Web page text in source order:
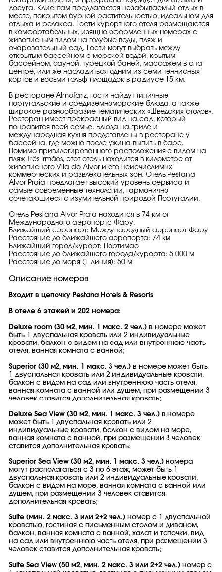
досуга. Клиентам предлагается незабываемый отдых в
месте, покрытом бурной растительностью, идеальном для
отдыха и релакса. Гости курортного отеля размещаются
в комфортабельных, изящно оформленных номерах с
живописным видом на голубые воды, пляж и
очаровательный сад. Гости могут выбрать между
открытым бассейном с морской водой, крытым
бассейном, сауной, турецкой баней, массажем в спа-
центре, или же насладиться одним из семи теннисных
кортов и восьми гольф-площадок в радиусе 15 км.
В ресторане Almofariz, гости найдут типичные
португальские и средиземноморские блюда, а также
широкое разнообразие тематических «Шведских столов».
Ресторан имеет прекрасный вид на сад, который
понравится всей семье. Блюда на гриле и
международная кухня представлены в ресторане у
бассейна, где можно после ужина выпить в баре.
Помимо привилегированного расположения с видом на
пляж Três Irmãos, этот отель находится в километре от
живописного Vila do Alvor и его неисчислимых
коммерческих и развлекательных зон. Отель Pestana
Alvor Praia предлагает высокий уровень сервиса и
самые современные технологии, гармонично
сочетающиеся с изумительной природой Португалии.
Отель Pestana Alvor Praia находится в 74 км от
Международного аэропорта Фару.
Ближайший аэропорт: Международный аэропорт Фару
Расстояние до ближайшего аэропорта: 74 км
Ближайший город/курорт: Портимао
Расстояние до ближайшего города/курорта: 5 000 м
Расстояние до моря (1 линия): 50 м
Описание номеров
Входит в цепочку Pestana Hotels & Resorts
В отеле 6 этажей и 202 номера:
Deluxe room (30 м2, мин. 1 макс. 2 чел.) в номере может
быть 1 двуспальная кровать или 2 индивидуальные
кровати, балкон с видом на сад или внутреннюю часть
отеля, ванная комната с ванной;
Superior (30 м2, мин. 1 макс. 3 чел.) в номере может быть
1 двуспальная кровать или 2 индивидуальные кровати,
балкон с видом на сад или внутреннюю часть отеля,
ванная комната с ванной или душем, при размещении 3
человек ставится дополнительная кровать;
Deluxe Sea View (30 м2, мин. 1 макс. 3 чел.) в номере
может быть 1 двуспальная кровать или 2
индивидуальные кровати, балкон с видом на море,
ванная комната с ванной, при размещении 3 человек
ставится дополнительная кровать;
Superior Sea View (30 м2, мин. 1 макс. 3 чел.) номера
могут располагаться с 3 по 6 этаж, может быть 1
двуспальная кровать или 2 индивидуальные кровати,
балкон с видом на море, ванная комната с ванной или
душем, при размещении 3 человек ставится
дополнительная кровать;
Suite (мин. 2 макс. 3 или 2+2 чел.) номер с 1 двуспальной
кроватью, гостиная с письменным столом и диваном,
балкон, ванная комната с ванной, халат и тапочки, вид
на сад или внутреннюю часть отеля, при размещении 3
человек ставится дополнительная кровать;
Suite Sea View (50 м2, мин. 2 макс. 3 или 2+2 чел.) номер с